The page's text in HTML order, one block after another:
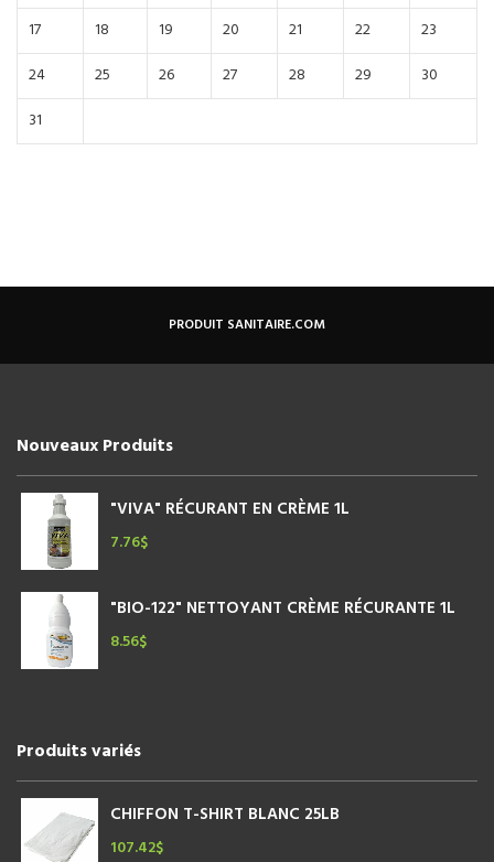
17
18 19 20 21 22
23
24
25 26 27 28 29
30
31
PRODUIT SANITAIRE.COM
Nouveaux Produits
"VIVA" RÉCURANT EN CRÈME 1L
7.76$
"BIO-122" NETTOYANT CRÈME RÉCURANTE 1L
8.56$
Produits variés
CHIFFON T-SHIRT BLANC 25LB
107.42$